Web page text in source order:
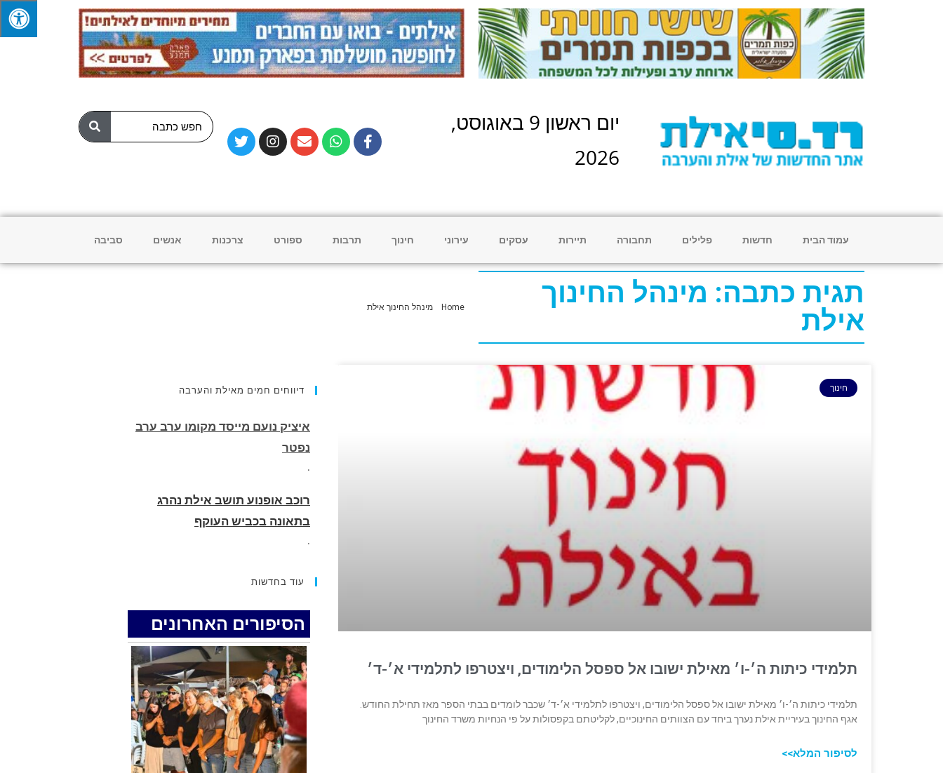
יום ראשון 9 באוגוסט,
2026
עמוד הבית חדשות פלילים תחבורה תיירות עסקים עירוני חינוך תרבות ספורט צרכנות אנשים סביבה
תגית כתבה: מינהל החינוך
אילת
Home מינהל החינוך אילת
חינוך
תלמידי כיתות ה׳-ו׳ מאילת ישובו אל ספסל הלימודים, ויצטרפו לתלמידי א׳-ד׳
תלמידי כיתות ה׳-ו׳ מאילת ישובו אל ספסל הלימודים, ויצטרפו לתלמידי א׳-ד׳ שכבר לומדים בבתי הספר מאז תחילת החודש.
אגף החינוך בעיריית אילת נערך ביחד עם הצוותים החינוכיים, לקליטתם בקפסולות על פי הנחיות משרד החינוך
לסיפור המלא>>
דיווחים חמים מאילת והערבה
נפטר
רוכב אופנוע תושב אילת נהרג
בתאונה בכביש העוקף
החופשה המשפחתית שהפכה
אישום נגד בני זוג שיחד עם ילדיהם
יצאו למסע גניבות באילת.
האדמה רועדת- סדרת רעידות
אדמה בחצי האי סיני
רכב התנגש במעקה בטיחות בכביש
90 בסמוך לעין חצבה. פצועים
עוד בחדשות
הסיפורים האחרונים